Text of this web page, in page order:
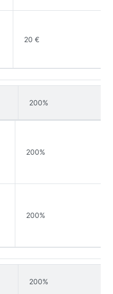
20 €
200%
200%
200%
200%